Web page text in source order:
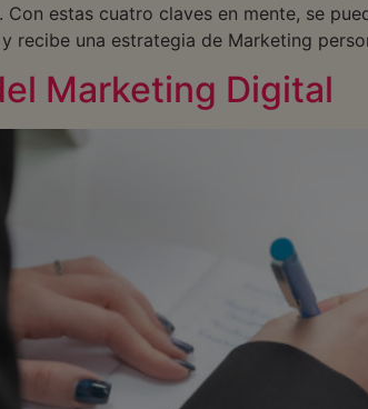
estas cuatro claves en mente, se
recibe una estrategia de Marketing
Marketing Digital